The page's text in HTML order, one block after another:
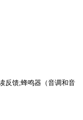
反馈;蜂鸣器（音调和音